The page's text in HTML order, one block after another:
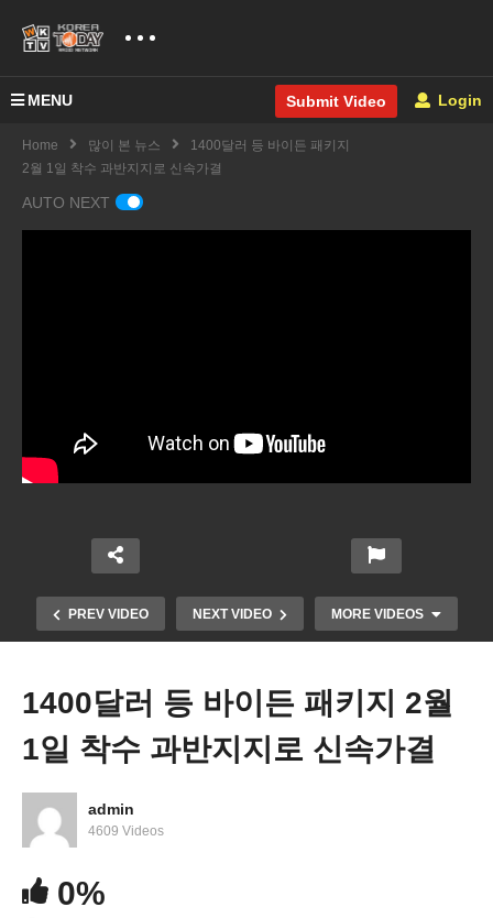
MENU Submit Video Login
Home 많이 본 뉴스
1400달러 등 바이든 패키지
2월 1일 착수 과반지지로 신속가결
AUTO NEXT
PREV VIDEO NEXT VIDEO MORE VIDEOS
초당적 추진
1400달러 등 바이든 패키지 2월
1일 착수 과반지지로 신속가결
admin
4609 Videos
0%